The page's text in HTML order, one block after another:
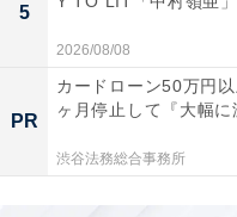
に達也は再び野球へ携わ
アンケート回答者から
ていくのが気になる作
「南と達也の恋の行方
県）」「ちょっと切な
らです（50代女性／愛
5
2026/08/08
PR
カードローン50万円
ヶ月停止して『大幅に
渋谷法務総合事務所